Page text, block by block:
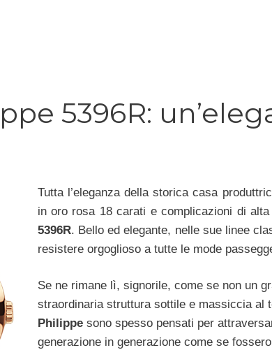
5396R:
Tutta l’eleganza della storica casa
in oro rosa 18 carati e complicazioni di
5396R. Bello ed elegante, nelle sue linee
resistere orgoglioso a tutte le mode
Se ne rimane lì, signorile, come se non un
straordinaria struttura sottile e massiccia al
Philippesono spesso pensati per
generazione in generazione come se